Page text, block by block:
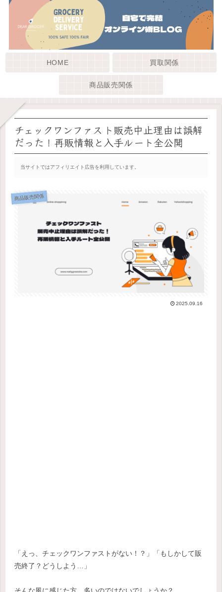
HOME 買取関係
商品販売関係
チェックワンファスト販売中止理由は誤解
だった！再販情報と入手ルート全公開
当サイトではアフィリエイト広告を利用しています。
商品販売関係
2025.09.16
「えっ、チェックワンファストがない！？」「もしかして販
売終了？どうしよう…」